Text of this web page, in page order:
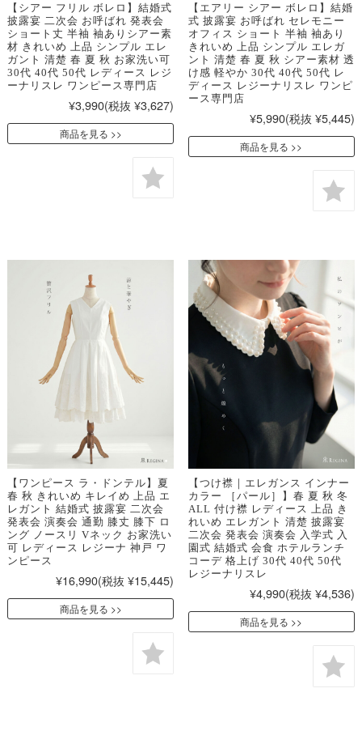
【シアー フリル ボレロ】結婚式
披露宴 二次会 お呼ばれ 発表会
ショート丈 半袖 袖ありシアー素
材 きれいめ 上品 シンプル エレ
ガント 清楚 春 夏 秋 お家洗い可
30代 40代 50代 レディース レジ
ーナリスレ ワンピース専門店
¥3,990(税抜 ¥3,627)
商品を見る
【エアリー シアー ボレロ】結婚
式 披露宴 お呼ばれ セレモニー
オフィス ショート 半袖 袖あり
きれいめ 上品 シンプル エレガ
ント 清楚 春 夏 秋 シアー素材 透
け感 軽やか 30代 40代 50代 レ
ディース レジーナリスレ ワンピ
ース専門店
¥5,990(税抜 ¥5,445)
商品を見る
【ワンピース ラ・ドンテル】夏
春 秋 きれいめ キレイめ 上品 エ
レガント 結婚式 披露宴 二次会
発表会 演奏会 通勤 膝丈 膝下 ロ
ング ノースリ Vネック お家洗い
可 レディース レジーナ 神戸 ワ
ンピース
¥16,990(税抜 ¥15,445)
商品を見る
【つけ襟｜エレガンス インナー
カラー ［パール］】春 夏 秋 冬
ALL 付け襟 レディース 上品 き
れいめ エレガント 清楚 披露宴
二次会 発表会 演奏会 入学式 入
園式 結婚式 会食 ホテルランチ
コーデ 格上げ 30代 40代 50代
レジーナリスレ
¥4,990(税抜 ¥4,536)
商品を見る